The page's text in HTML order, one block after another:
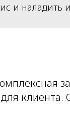
и
клиента.